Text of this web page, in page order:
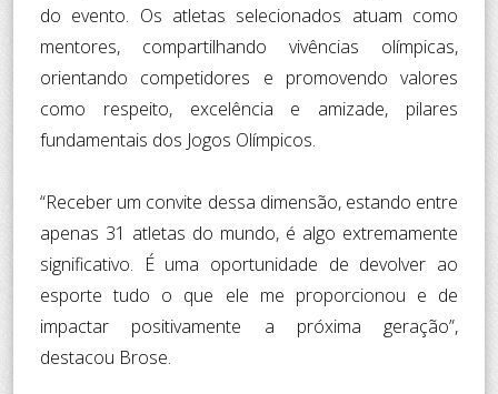
do evento. Os atletas selecionados atuam como
mentores, compartilhando vivências olímpicas,
orientando competidores e promovendo valores
como respeito, excelência e amizade, pilares
fundamentais dos Jogos Olímpicos.
“Receber um convite dessa dimensão, estando entre
apenas 31 atletas do mundo, é algo extremamente
significativo. É uma oportunidade de devolver ao
esporte tudo o que ele me proporcionou e de
impactar positivamente a próxima geração”,
destacou Brose.